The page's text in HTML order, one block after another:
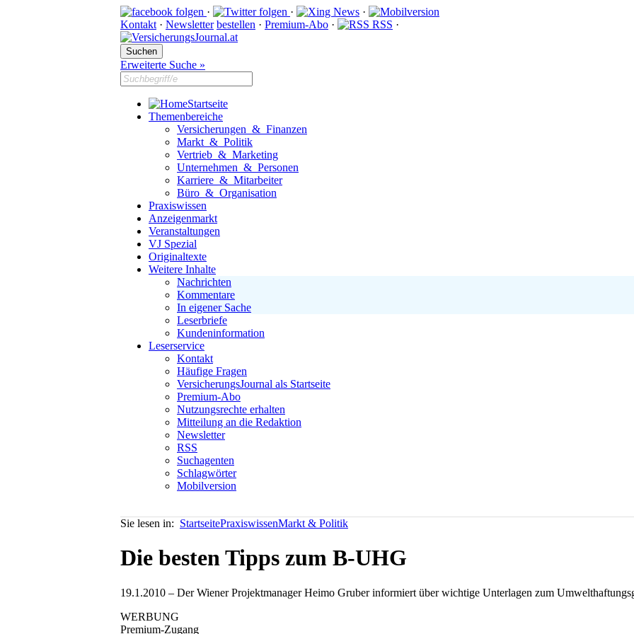
· ·
·
Kontakt · Newsletter bestellen · Premium-Abo · RSS ·
Erweiterte Suche »
Startseite
Themenbereiche
Versicherungen & Finanzen
Markt & Politik
Vertrieb & Marketing
Unternehmen & Personen
Karriere & Mitarbeiter
Büro & Organisation
Praxiswissen
Anzeigenmarkt
Veranstaltungen
VJ Spezial
Originaltexte
Weitere Inhalte
Nachrichten
Kommentare
In eigener Sache
Leserbriefe
Kundeninformation
Leserservice
Kontakt
Häufige Fragen
VersicherungsJournal als Startseite
Premium-Abo
Nutzungsrechte erhalten
Mitteilung an die Redaktion
Newsletter
RSS
Suchagenten
Schlagwörter
Mobilversion
Sie lesen in: StartseitePraxiswissenMarkt & Politik
Die besten Tipps zum B-UHG
19.1.2010 – Der Wiener Projektmanager Heimo Gruber informiert über wichtige Unterlagen zum
WERBUNG
Premium-Zugang